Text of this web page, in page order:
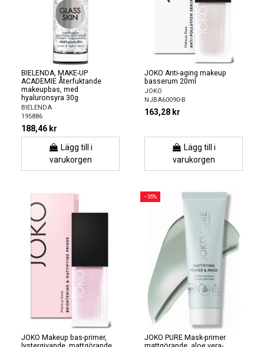
BIELENDA, MAKE-UP
ACADEMIE Återfuktande
makeupbas, med
hyaluronsyra 30g
BIELENDA
195886
188,46 kr
Lägg till i
varukorgen
JOKO Anti-aging makeup
basserum 20ml
JOKO
NJBA60090-B
163,28 kr
Lägg till i
varukorgen
JOKO Makeup bas-primer,
−35%
JOKO PURE Mask-primer